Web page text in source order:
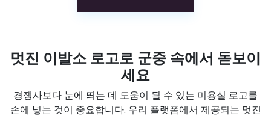
멋진 이발소 로고로 군중 속에서 돋보이
세요
경쟁사보다 눈에 띄는 데 도움이 될 수 있는 미용실 로고를
손에 넣는 것이 중요합니다. 우리 플랫폼에서 제공되는 멋진